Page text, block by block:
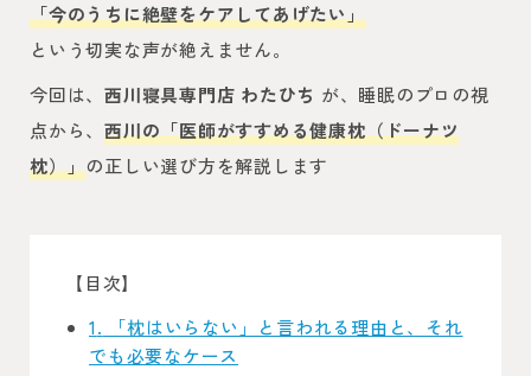
「今のうちに絶壁をケアしてあげたい」
という切実な声が絶えません。
今回は、 西川寝具専門店 わたひち が、睡眠のプロの視
点から、 西川の「医師がすすめる健康枕（ドーナツ
枕）」の正しい選び方を解説します
【目次】
1
「枕はいらない」と言われる理由と、それ
でも必要なケース